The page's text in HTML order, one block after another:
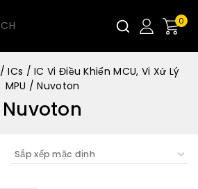
0
/ ICs / IC Vi Điều Khiển MCU, Vi Xử Lý
MPU / Nuvoton
Nuvoton